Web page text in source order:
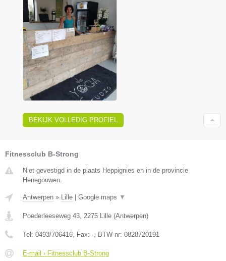
BEKIJK VOLLEDIG PROFIEL
Fitnessclub B-Strong
Niet gevestigd in de plaats Heppignies en in de provincie
Henegouwen.
Antwerpen » Lille Google maps ▼
Poederleeseweg 43, 2275 Lille (Antwerpen)
Tel: 0493/706416, Fax: -, BTW-nr: 0828720191
E-mail › Fitnessclub B-Strong